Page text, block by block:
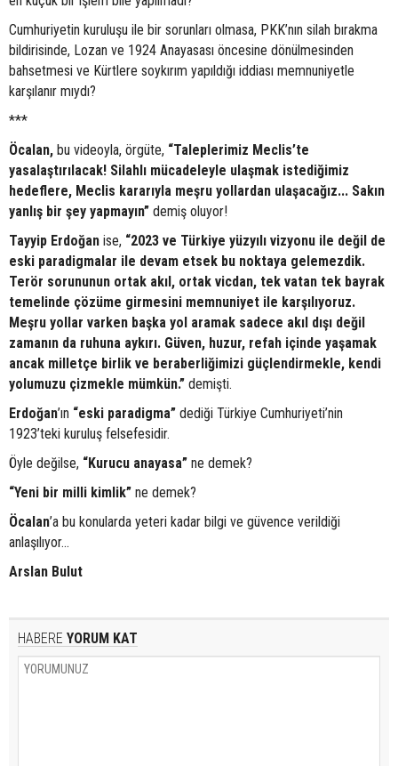
Cumhuriyetin kuruluşu ile bir sorunları olmasa, PKK’nın silah bırakma
bildirisinde, Lozan ve 1924 Anayasası öncesine dönülmesinden
bahsetmesi ve Kürtlere soykırım yapıldığı iddiası memnuniyetle
karşılanır mıydı?
***
Öcalan, bu videoyla, örgüte, “Taleplerimiz Meclis’te
yasalaştırılacak! Silahlı mücadeleyle ulaşmak istediğimiz
hedeflere, Meclis kararıyla meşru yollardan ulaşacağız... Sakın
yanlış bir şey yapmayın” demiş oluyor!
Tayyip Erdoğan ise, “2023 ve Türkiye yüzyılı vizyonu ile değil de
eski paradigmalar ile devam etsek bu noktaya gelemezdik.
Terör sorununun ortak akıl, ortak vicdan, tek vatan tek bayrak
temelinde çözüme girmesini memnuniyet ile karşılıyoruz.
Meşru yollar varken başka yol aramak sadece akıl dışı değil
zamanın da ruhuna aykırı. Güven, huzur, refah içinde yaşamak
ancak milletçe birlik ve beraberliğimizi güçlendirmekle, kendi
yolumuzu çizmekle mümkün.” demişti.
Erdoğan’ın “eski paradigma” dediği Türkiye Cumhuriyeti’nin
1923’teki kuruluş felsefesidir.
Öyle değilse, “Kurucu anayasa” ne demek?
“Yeni bir milli kimlik” ne demek?
Öcalan’a bu konularda yeteri kadar bilgi ve güvence verildiği
anlaşılıyor...
Arslan Bulut
HABERE YORUM KAT